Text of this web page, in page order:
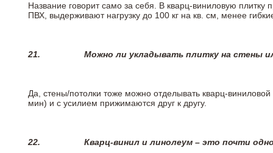
Название говорит само за себя. В кварц-виниловую
ПВХ, выдерживают нагрузку до 100 кг на кв. см, менее
21. Можно ли укладывать плитку на стены
Да, стены/потолки тоже можно отделывать кварц-
мин) и с усилием прижимаются друг к другу.
22. Кварц-винил и линолеум – это почти